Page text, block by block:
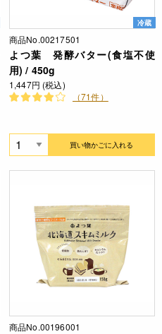
冷蔵
商品No.00217501
よつ葉 発酵バター(食塩不使
用) / 450g
1,447円 (税込)
（71件）
買い物かごに入れる
商品No.00196001